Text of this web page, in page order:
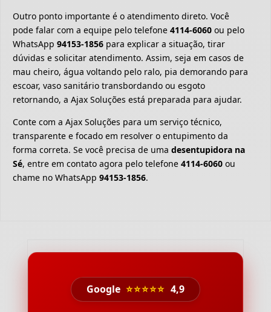
Outro ponto importante é o atendimento direto. Você
pode falar com a equipe pelo telefone 4114-6060 ou pelo
WhatsApp 94153-1856 para explicar a situação, tirar
dúvidas e solicitar atendimento. Assim, seja em casos de
mau cheiro, água voltando pelo ralo, pia demorando para
escoar, vaso sanitário transbordando ou esgoto
retornando, a Ajax Soluções está preparada para ajudar.
Conte com a Ajax Soluções para um serviço técnico,
transparente e focado em resolver o entupimento da
forma correta. Se você precisa de uma desentupidora na
Sé, entre em contato agora pelo telefone 4114-6060 ou
chame no WhatsApp 94153-1856.
Google ⭐⭐⭐⭐⭐ 4,9